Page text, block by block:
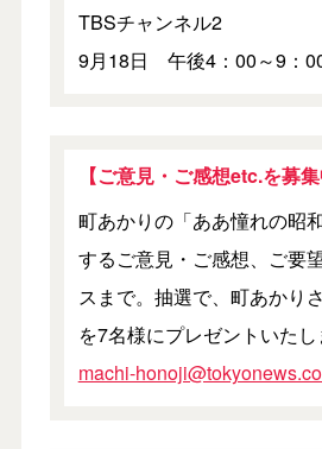
TBSチャンネル2
9月18日 午後4：00～9：
【ご意見・ご感想etc.を募集
町あかりの「ああ憧れの昭
するご意見・ご感想、ご要
スまで。抽選で、町あかり
を7名様にプレゼントいたし
machi-